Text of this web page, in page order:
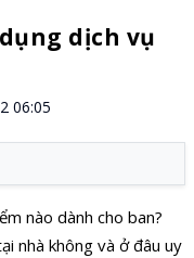
dịch vụ
06:05
nào dành cho ban?
nhà không và ở đâu uy